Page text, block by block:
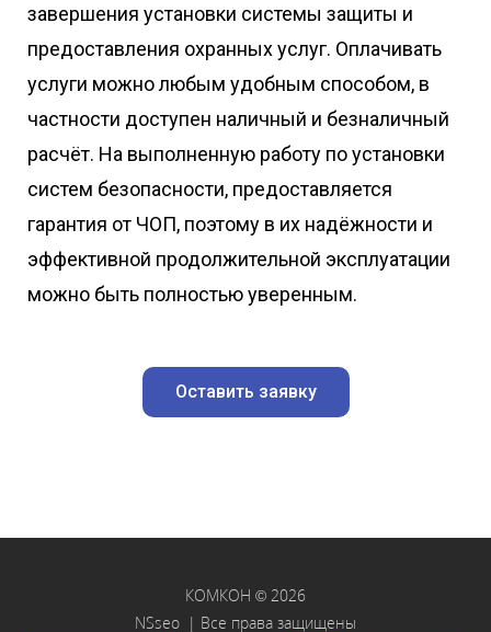
завершения установки системы защиты и
предоставления охранных услуг. Оплачивать
услуги можно любым удобным способом, в
частности доступен наличный и безналичный
расчёт. На выполненную работу по установки
систем безопасности, предоставляется
гарантия от ЧОП, поэтому в их надёжности и
эффективной продолжительной эксплуатации
можно быть полностью уверенным.
Оставить заявку
КОМКОН © 2026
NSseo | Все права защищены